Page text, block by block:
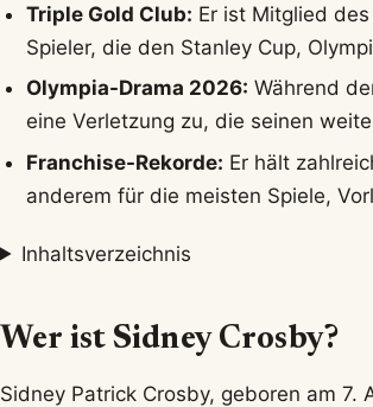
Triple Gold Club: Er ist Mitglied
Spieler, die den Stanley Cup,
Olympia-Drama 2026: Während
eine Verletzung zu, die seinen
Franchise-Rekorde: Er hält
anderem für die meisten Spiele,
Inhaltsverzeichnis
Wer ist Sidney Crosby?
Sidney Patrick Crosby, geboren am 7.